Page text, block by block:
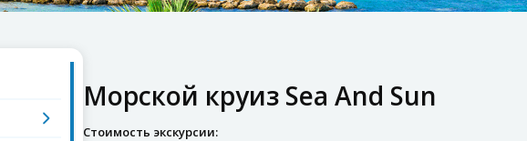
Морской круиз Sea And Sun
Стоимость экскурсии: